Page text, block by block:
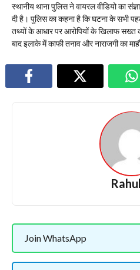
स्थानीय थाना पुलिस ने वायरल वीडियो का
दी है। पुलिस का कहना है कि घटना के सभी
तथ्यों के आधार पर आरोपियों के खिलाफ सख्त
बाद इलाके में काफी तनाव और नाराजगी का
Rahul
Join WhatsApp